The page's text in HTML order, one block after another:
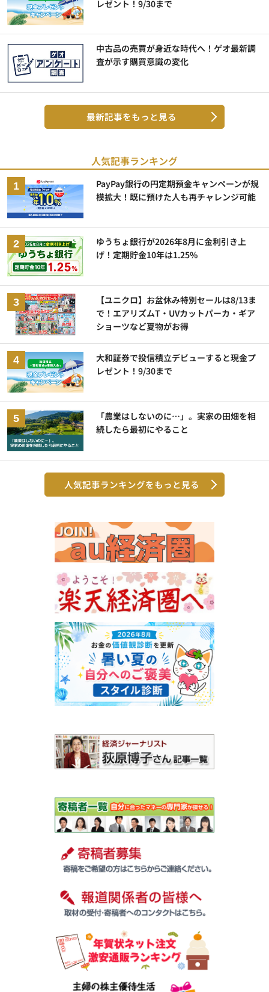
レゼント！9/30まで
中古品の売買が身近な時代へ！ゲオ最新調
査が示す購買意識の変化
最新記事をもっと見る
人気記事ランキング
PayPay銀行の円定期預金キャンペーンが規
模拡大！既に預けた人も再チャレンジ可能
ゆうちょ銀行が2026年8月に金利引き上
げ！定期貯金10年は1.25%
【ユニクロ】お盆休み特別セールは8/13ま
で！エアリズムT・UVカットパーカ・ギア
ショーツなど夏物がお得
大和証券で投信積立デビューすると現金プ
レゼント！9/30まで
「農業はしないのに…」。実家の田畑を相
続したら最初にやること
人気記事ランキングをもっと見る